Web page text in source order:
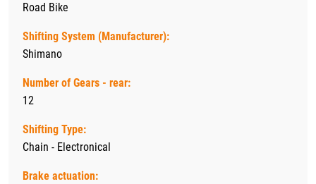
Road Bike
Shifting System (Manufacturer):
Shimano
Number of Gears - rear:
12
Shifting Type:
Chain - Electronical
Brake actuation: